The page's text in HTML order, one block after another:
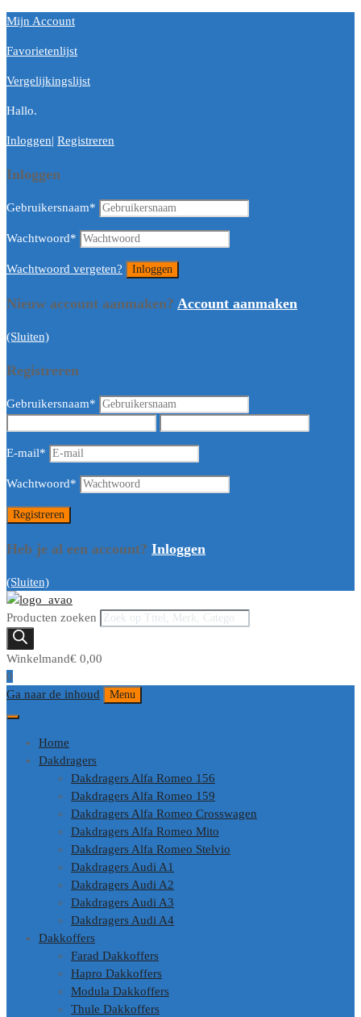
Mijn Account
Favorietenlijst
Vergelijkingslijst
Hallo.
Inloggen| Registreren
Inloggen
Gebruikersnaam*
Wachtwoord*
Wachtwoord vergeten?
Nieuw account aanmaken? Account aanmaken
(Sluiten)
Registreren
Gebruikersnaam*
E-mail*
Wachtwoord*
Heb je al een account? Inloggen
(Sluiten)
Producten zoeken
Winkelmand€ 0,00
0
Ga naar de inhoud
Menu
Home
Dakdragers
Dakdragers Alfa Romeo 156
Dakdragers Alfa Romeo 159
Dakdragers Alfa Romeo Crosswagen
Dakdragers Alfa Romeo Mito
Dakdragers Alfa Romeo Stelvio
Dakdragers Audi A1
Dakdragers Audi A2
Dakdragers Audi A3
Dakdragers Audi A4
Dakkoffers
Farad Dakkoffers
Hapro Dakkoffers
Modula Dakkoffers
Thule Dakkoffers